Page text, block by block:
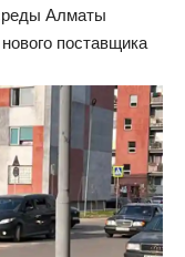
Алматы
поставщика